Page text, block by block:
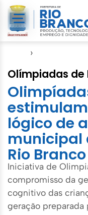
›
Olímpiadas de
lógico de
municipal
Rio Branco
Iniciativa de
compromisso da
cognitivo das
geração preparada